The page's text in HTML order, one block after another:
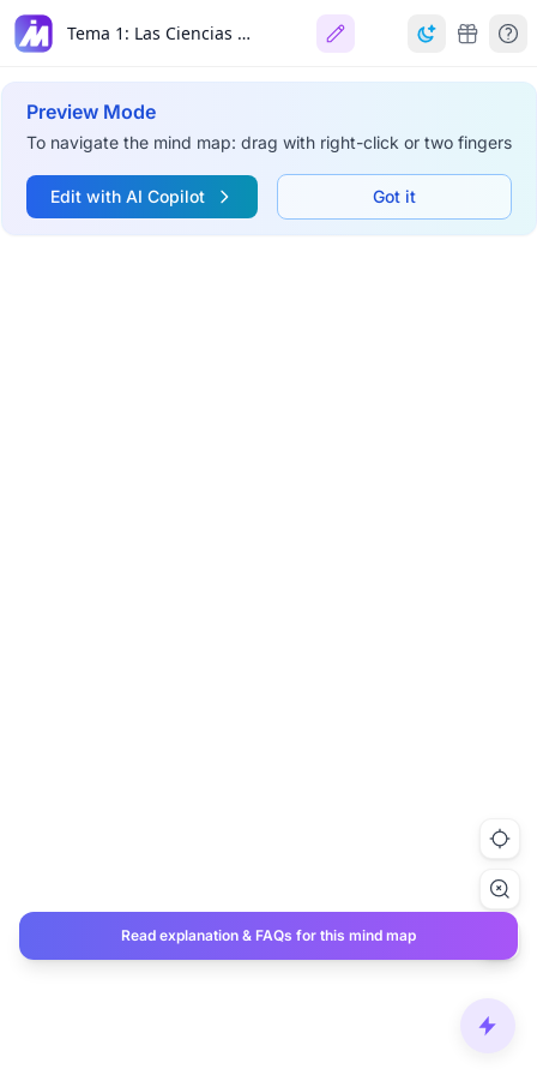
Tema 1: Las Ciencias Sociales como Parte del Conocimiento Humano
Preview Mode
To navigate the mind map: drag with right-click or two fingers
Edit with AI Copilot Got it
Read explanation & FAQs for this mind map